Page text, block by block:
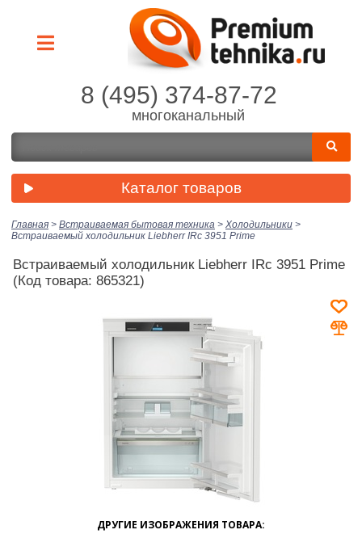
8 (495) 374-87-72
многоканальный
Каталог товаров
Главная > Встраиваемая бытовая техника > Холодильники >
Встраиваемый холодильник Liebherr IRc 3951 Prime
Встраиваемый холодильник Liebherr IRc 3951 Prime
(Код товара: 865321)
ДРУГИЕ ИЗОБРАЖЕНИЯ ТОВАРА: